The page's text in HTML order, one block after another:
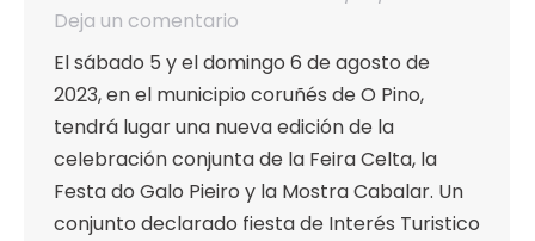
Deja un comentario
El sábado 5 y el domingo 6 de agosto de
2023, en el municipio coruñés de O Pino,
tendrá lugar una nueva edición de la
celebración conjunta de la Feira Celta, la
Festa do Galo Pieiro y la Mostra Cabalar. Un
conjunto declarado fiesta de Interés Turistico